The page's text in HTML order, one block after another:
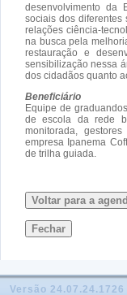
desenvolvimento da
sociais dos
relações ciência-
na busca pela
restauração e
sensibilização nessa
dos cidadãos quanto
Beneficiário
Equipe de
de escola da rede
monitorada,
empresa Ipanema
de trilha guiada.
Voltar para a
Fechar
Versão